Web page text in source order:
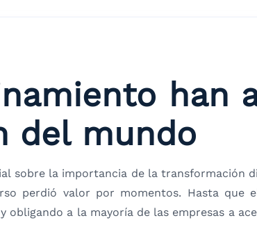
han
del mundo
sobre la importancia de la transformación
perdió valor por momentos. Hasta que
obligando a la mayoría de las empresas a